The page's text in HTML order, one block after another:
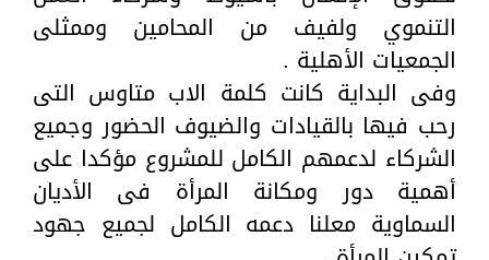
التنموي ولفيف من المحامين وممثلى
الجمعيات الأهلية .
وفى البداية كانت كلمة الاب متاوس التى
رحب فيها بالقيادات والضيوف الحضور وجميع
الشركاء لدعمهم الكامل للمشروع مؤكدا على
أهمية دور ومكانة المرأة فى الأديان
السماوية معلنا دعمه الكامل لجميع جهود